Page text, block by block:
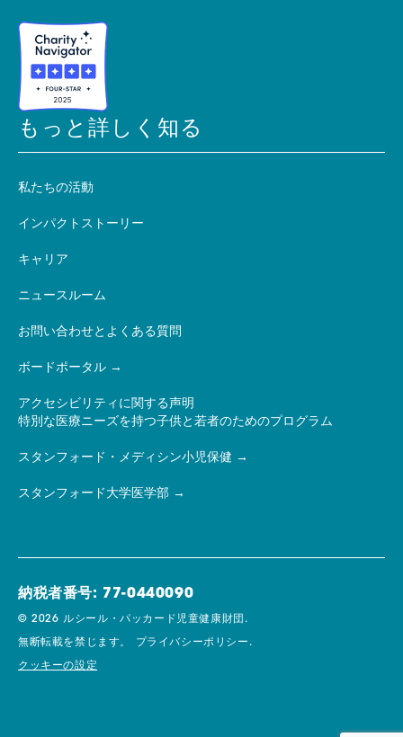
もっと詳しく知る
私たちの活動
インパクトストーリー
キャリア
ニュースルーム
お問い合わせとよくある質問
ボードポータル
アクセシビリティに関する声明
特別な医療ニーズを持つ子供と若者のためのプログラム
スタンフォード・メディシン小児保健
スタンフォード大学医学部
納税者番号: 77-0440090
© 2026 ルシール・パッカード児童健康財団.
無断転載を禁じます。 プライバシーポリシー.
クッキーの設定